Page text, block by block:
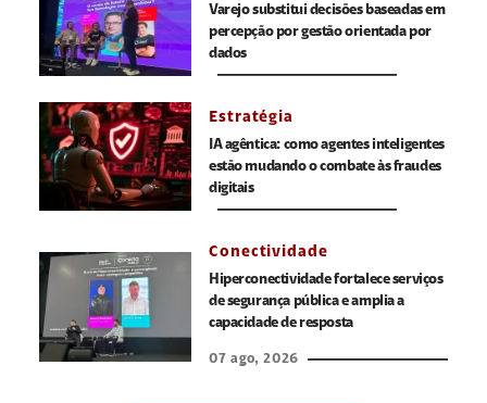
Varejo substitui decisões baseadas em
percepção por gestão orientada por
dados
Estratégia
IA agêntica: como agentes inteligentes
estão mudando o combate às fraudes
digitais
Conectividade
Hiperconectividade fortalece serviços
de segurança pública e amplia a
capacidade de resposta
07 ago, 2026